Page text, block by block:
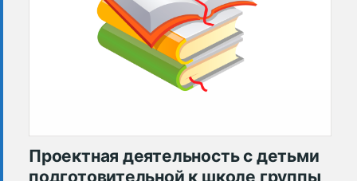
Проектная деятельность с детьми
подготовительной к школе группы